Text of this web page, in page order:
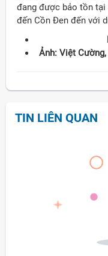
đang được bảo tồn
đến Cồn Đen đến với
Ảnh: Việt
TIN LIÊN QUAN